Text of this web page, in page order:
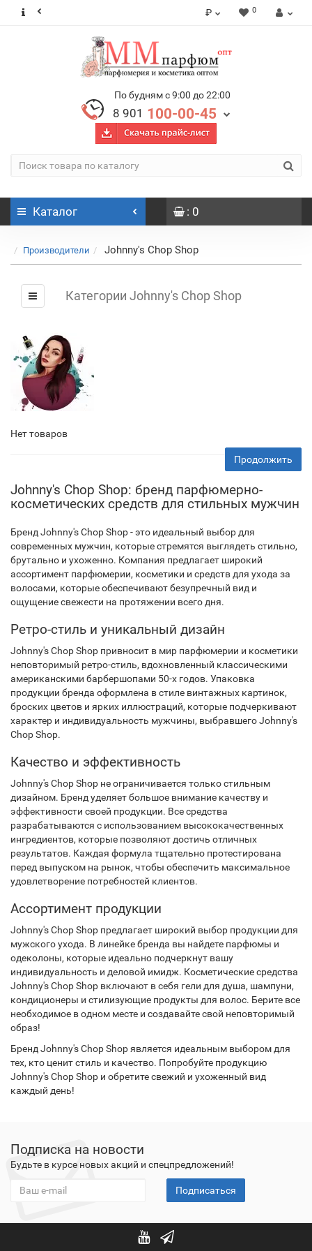
₽ 0
По будням с 9:00 до 22:00
8 901 100-00-45
Каталог : 0
Производители Johnny's Chop Shop
Категории Johnny's Chop Shop
Нет товаров
Продолжить
Johnny's Chop Shop: бренд парфюмерно-
косметических средств для стильных мужчин
Бренд Johnny's Chop Shop - это идеальный выбор для
современных мужчин, которые стремятся выглядеть стильно,
брутально и ухоженно. Компания предлагает широкий
ассортимент парфюмерии, косметики и средств для ухода за
волосами, которые обеспечивают безупречный вид и
ощущение свежести на протяжении всего дня.
Ретро-стиль и уникальный дизайн
Johnny's Chop Shop привносит в мир парфюмерии и косметики
неповторимый ретро-стиль, вдохновленный классическими
американскими барбершопами 50-х годов. Упаковка
продукции бренда оформлена в стиле винтажных картинок,
броских цветов и ярких иллюстраций, которые подчеркивают
характер и индивидуальность мужчины, выбравшего Johnny's
Chop Shop.
Качество и эффективность
Johnny's Chop Shop не ограничивается только стильным
дизайном. Бренд уделяет большое внимание качеству и
эффективности своей продукции. Все средства
разрабатываются с использованием высококачественных
ингредиентов, которые позволяют достичь отличных
результатов. Каждая формула тщательно протестирована
перед выпуском на рынок, чтобы обеспечить максимальное
удовлетворение потребностей клиентов.
Ассортимент продукции
Johnny's Chop Shop предлагает широкий выбор продукции для
мужского ухода. В линейке бренда вы найдете парфюмы и
одеколоны, которые идеально подчеркнут вашу
индивидуальность и деловой имидж. Косметические средства
Johnny's Chop Shop включают в себя гели для душа, шампуни,
кондиционеры и стилизующие продукты для волос. Берите все
необходимое в одном месте и создавайте свой неповторимый
образ!
Бренд Johnny's Chop Shop является идеальным выбором для
тех, кто ценит стиль и качество. Попробуйте продукцию
Johnny's Chop Shop и обретите свежий и ухоженный вид
каждый день!
Подписка на новости
Будьте в курсе новых акций и спецпредложений!
Подписаться